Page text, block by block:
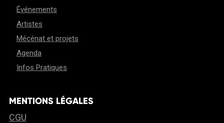
Événements
Artistes
Mécénat et projets
Agenda
Infos Pratiques
MENTIONS LÉGALES
CGU